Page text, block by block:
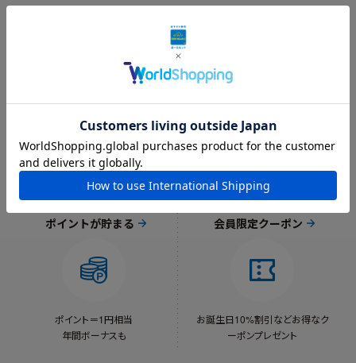
8,800円以上で
送料当社負担
対象外あり
オリジナルギフト袋
（550円）をご用意
ポイントが貯まる
ポイント＝1円相当
年間ボーナスも
会員限定クーポン
お誕生日10%割引などお得なク
ーポンプレゼント